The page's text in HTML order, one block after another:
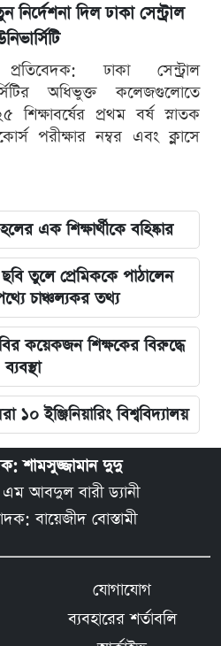
দিল ঢাকা সেন্ট্রাল
ঢাকা সেন্ট্রাল
অধিভুক্ত কলেজগুলোতে
শিক্ষাবর্ষের প্রথম বর্ষ স্নাতক
পরীক্ষার নম্বর এবং ক্লাসে
এক শিক্ষার্থীকে বহিষ্কার
তুলে প্রেমিককে পাঠালেন
চাঞ্চল্যকর তথ্য
কয়েকজন শিক্ষকের বিরুদ্ধে
ব্যবস্থা
১০ ইঞ্জিনিয়ারিং বিশ্ববিদ্যালয়
শামসুজ্জামান দুদু
আবদুল বারী ড্যানী
বায়েজীদ বোস্তামী
যোগাযোগ
ব্যবহারের শর্তাবলি